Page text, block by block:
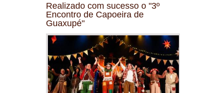
Realizado com sucesso o "3º
Encontro de Capoeira de
Guaxupé"